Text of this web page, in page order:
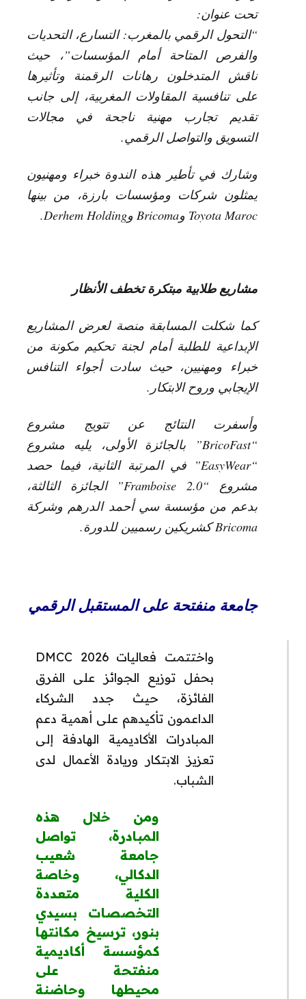
تحت عنوان:
“التحول الرقمي بالمغرب: التسارع، التحديات
والفرص المتاحة أمام المؤسسات”، حيث
ناقش المتدخلون رهانات الرقمنة وتأثيرها
على تنافسية المقاولات المغربية، إلى جانب
تقديم تجارب مهنية ناجحة في مجالات
التسويق والتواصل الرقمي.
وشارك في تأطير هذه الندوة خبراء ومهنيون
يمثلون شركات ومؤسسات بارزة، من بينها
Toyota Maroc وBricoma وDerhem Holding.
مشاريع طلابية مبتكرة تخطف الأنظار
كما شكلت المسابقة منصة لعرض المشاريع
الإبداعية للطلبة أمام لجنة تحكيم مكونة من
خبراء ومهنيين، حيث سادت أجواء التنافس
الإيجابي وروح الابتكار.
وأسفرت النتائج عن تتويج مشروع
“BricoFast” بالجائزة الأولى، يليه مشروع
“EasyWear” في المرتبة الثانية، فيما حصد
مشروع “Framboise 2.0” الجائزة الثالثة،
بدعم من مؤسسة سي أحمد الدرهم وشركة
Bricoma كشريكين رسميين للدورة.
جامعة منفتحة على المستقبل الرقمي
واختتمت فعاليات DMCC 2026
بحفل توزيع الجوائز على الفرق
الفائزة، حيث جدد الشركاء
الداعمون تأكيدهم على أهمية دعم
المبادرات الأكاديمية الهادفة إلى
تعزيز الابتكار وريادة الأعمال لدى
الشباب.
ومن خلال هذه
المبادرة، تواصل
جامعة شعيب
الدكالي، وخاصة
الكلية متعددة
التخصصات بسيدي
بنور، ترسيخ مكانتها
كمؤسسة أكاديمية
منفتحة على
محيطها وحاضنة